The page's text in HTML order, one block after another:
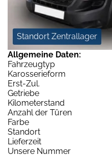
Standort Zentrallager
Allgemeine Daten:
Fahrzeugtyp
Karosserieform
Erst-Zul.
Getriebe
Kilometerstand
Anzahl der Türen
Farbe
Standort
Lieferzeit
Unsere Nummer